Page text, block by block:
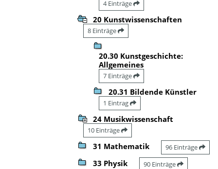
4 Einträge
20 Kunstwissenschaften
8 Einträge
20.30 Kunstgeschichte:
Allgemeines
7 Einträge
20.31 Bildende Künstler
1 Eintrag
24 Musikwissenschaft
10 Einträge
31 Mathematik 96 Einträge
33 Physik 90 Einträge